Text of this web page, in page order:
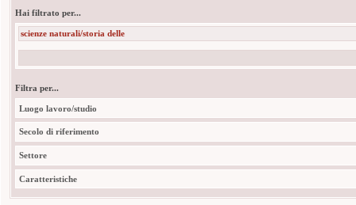
Hai filtrato per...
scienze naturali/storia delle
Filtra per...
Luogo lavoro/studio
Secolo di riferimento
Settore
Caratteristiche